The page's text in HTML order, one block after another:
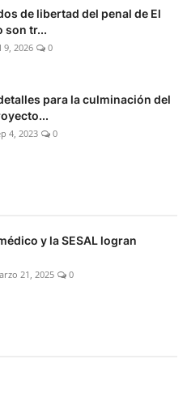
de libertad del penal de El
son tr...
9, 2026 0
para la culminación del
4, 2023 0
y la SESAL logran
21, 2025 0